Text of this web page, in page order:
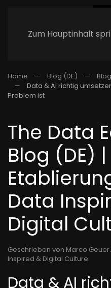
Zum Hauptinhalt
Home Blog (DE)
Data & AI richtig
Problem ist
The Data
Blog (DE) |
Data
Digital
Geschrieben von Marco
Inspired & Digital Culture.
Data & AI